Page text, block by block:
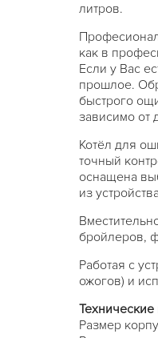
литров.
как в
Если у Вас
прошлое.
быстрого
зависимо от
Котёл для
точный
оснащена
из
бройлеров,
Работая с
ожогов) и
Технические
Размер